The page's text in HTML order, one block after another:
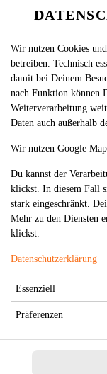
76.
gebackenes
Wir nutzen Cookies
betreiben. Technisch
damit bei Deinem
nach Funktion können
Weiterverarbeitung
Daten auch außerhalb
Wir nutzen Google
Du kannst der
klickst. In diesem Fall
stark eingeschränkt.
Mehr zu den Diensten
klickst.
Datenschutzerklärung
Essenziell
Präferenzen